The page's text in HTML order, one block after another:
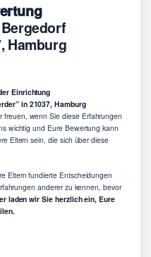
Hamburg
Einrichtung
in 21037, Hamburg
wenn Sie diese Erfahrungen
wichtig und Eure Bewertung kann
Eltern sein, die sich über diese
Eltern fundierte Entscheidungen
anderer zu kennen, bevor
laden wir Sie herzlich ein, Eure